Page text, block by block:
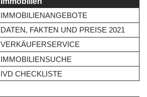
IMMOBILIENANGEBOTE
DATEN, FAKTEN UND PREISE 2021
VERKÄUFERSERVICE
IMMOBILIENSUCHE
IVD CHECKLISTE